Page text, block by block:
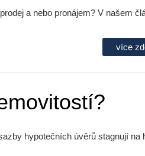
a nebo pronájem? V našem
více
hypotečních úvěrů stagnují na